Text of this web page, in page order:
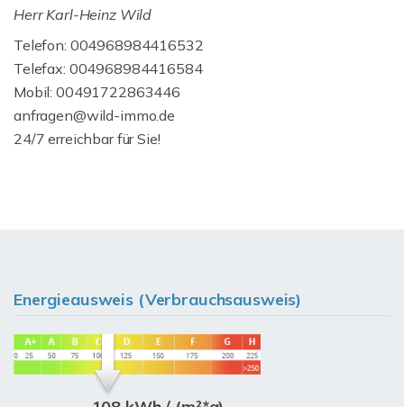
Herr Karl-Heinz Wild
Telefon: 004968984416532
Telefax: 004968984416584
Mobil: 00491722863446
anfragen@wild-immo.de
24/7 erreichbar für Sie!
Energieausweis (Verbrauchsausweis)